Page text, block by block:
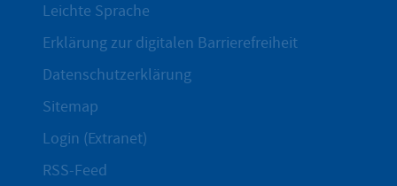
Leichte Sprache
Erklärung zur digitalen Barrierefreiheit
Datenschutzerklärung
Sitemap
Login (Extranet)
RSS-Feed